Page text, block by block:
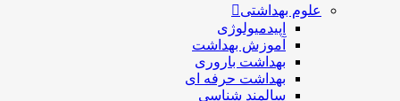
علوم بهداشتی
اپیدمیولوژی
آموزش بهداشت
بهداشت باروری
بهداشت حرفه ای
سالمند شناسی